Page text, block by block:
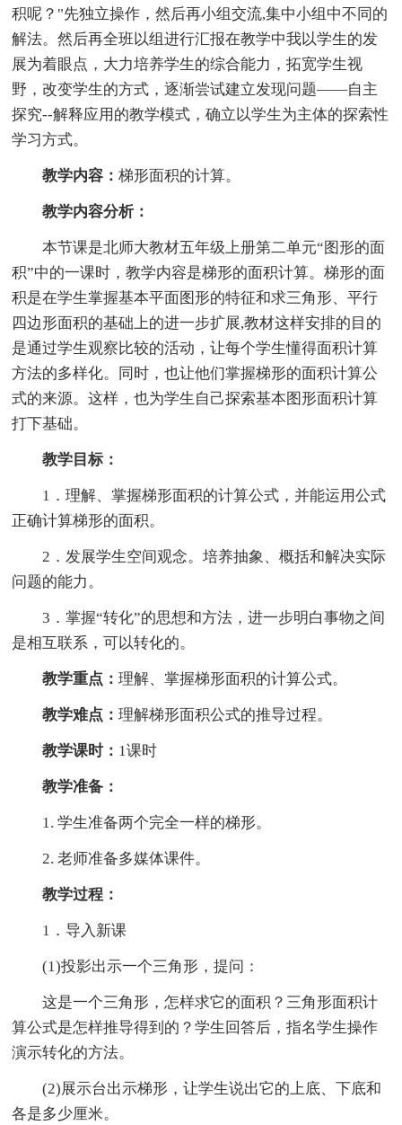
积呢？"先独立操作，然后再小组交流,集中小组中不同的
解法。然后再全班以组进行汇报在教学中我以学生的发
展为着眼点，大力培养学生的综合能力，拓宽学生视
野，改变学生的方式，逐渐尝试建立发现问题――自主
探究--解释应用的教学模式，确立以学生为主体的探索性
学习方式。
教学内容：梯形面积的计算。
教学内容分析：
本节课是北师大教材五年级上册第二单元“图形的面
积”中的一课时，教学内容是梯形的面积计算。梯形的面
积是在学生掌握基本平面图形的特征和求三角形、平行
四边形面积的基础上的进一步扩展,教材这样安排的目的
是通过学生观察比较的活动，让每个学生懂得面积计算
方法的多样化。同时，也让他们掌握梯形的面积计算公
式的来源。这样，也为学生自己探索基本图形面积计算
打下基础。
教学目标：
1．理解、掌握梯形面积的计算公式，并能运用公式
正确计算梯形的面积。
2．发展学生空间观念。培养抽象、概括和解决实际
问题的能力。
3．掌握“转化”的思想和方法，进一步明白事物之间
是相互联系，可以转化的。
教学重点：理解、掌握梯形面积的计算公式。
教学难点：理解梯形面积公式的推导过程。
教学课时： 1课时
教学准备：
1. 学生准备两个完全一样的梯形。
2. 老师准备多媒体课件。
教学过程：
1．导入新课
(1)投影出示一个三角形，提问：
这是一个三角形，怎样求它的面积？三角形面积计
算公式是怎样推导得到的？学生回答后，指名学生操作
演示转化的方法。
(2)展示台出示梯形，让学生说出它的上底、下底和
各是多少厘米。